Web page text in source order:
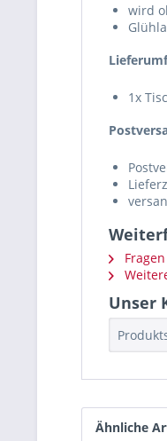
wird
1x
Unser
Ähnliche